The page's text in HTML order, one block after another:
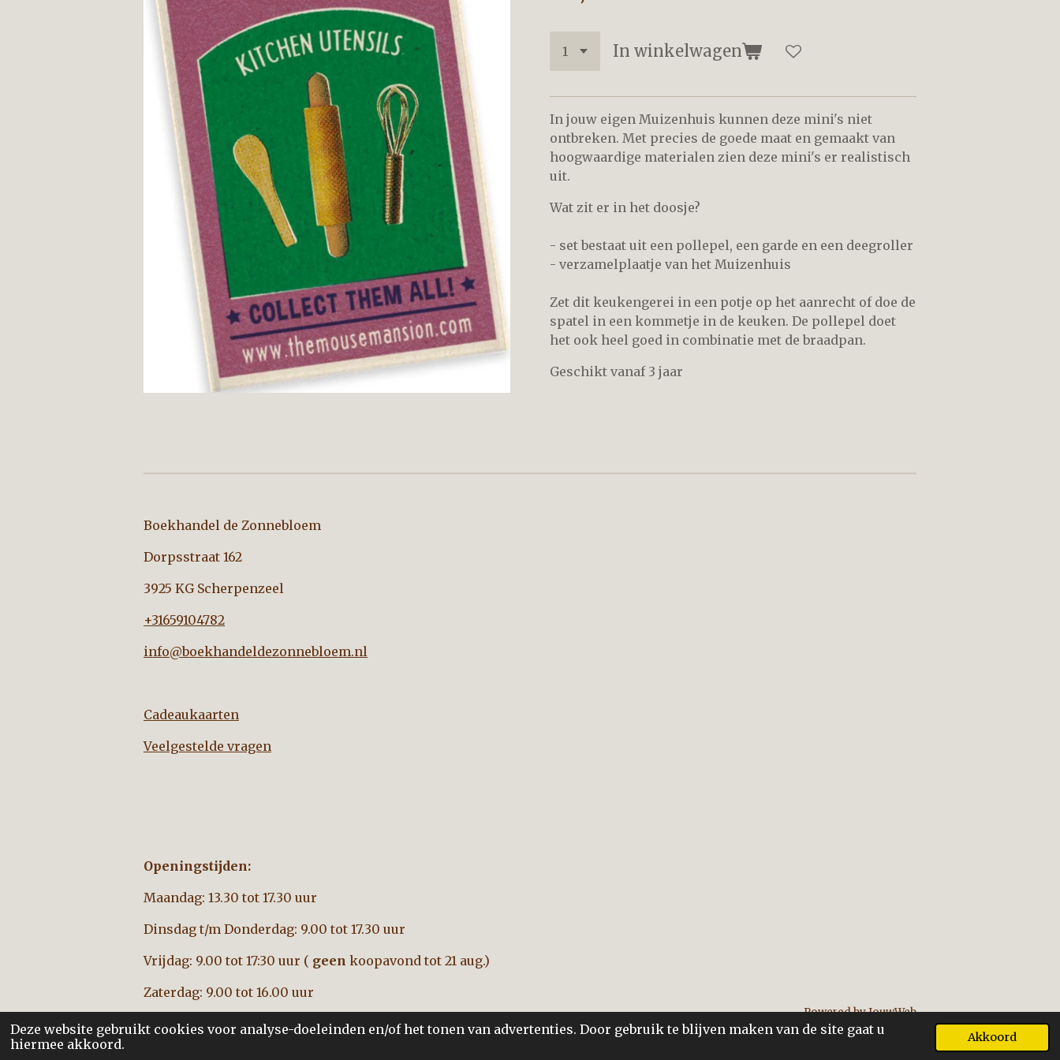
Deze website gebruikt cookies voor analyse-doeleinden en/of het tonen van advertenties. Door gebruik te blijven maken van de site gaat u
hiermee akkoord.
Akkoord
In winkelwagen
In jouw eigen Muizenhuis kunnen deze mini's niet
ontbreken. Met precies de goede maat en gemaakt van
hoogwaardige materialen zien deze mini's er realistisch
uit.
Wat zit er in het doosje?
- set bestaat uit een pollepel, een garde en een deegroller
- verzamelplaatje van het Muizenhuis
Zet dit keukengerei in een potje op het aanrecht of doe de
spatel in een kommetje in de keuken. De pollepel doet
het ook heel goed in combinatie met de braadpan.
Geschikt vanaf 3 jaar
Boekhandel de Zonnebloem
Dorpsstraat 162
3925 KG Scherpenzeel
+31659104782
info@boekhandeldezonnebloem.nl
Cadeaukaarten
Veelgestelde vragen
Openingstijden:
Maandag: 13.30 tot 17.30 uur
Dinsdag t/m Donderdag: 9.00 tot 17.30 uur
Vrijdag: 9.00 tot 17:30 uur ( geen koopavond tot 21 aug.)
Zaterdag: 9.00 tot 16.00 uur
Powered byJouwWeb